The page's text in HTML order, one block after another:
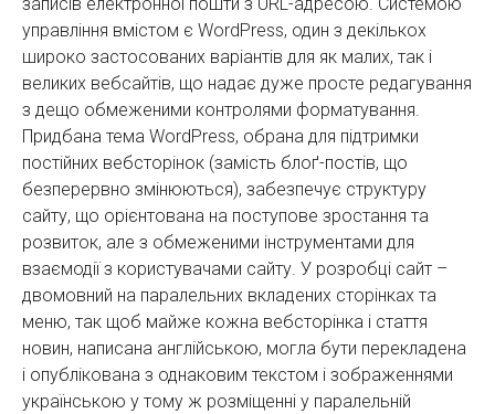
управління вмістом є WordPress, один з декількох
широко застосованих варіантів для як малих, так і
великих вебсайтів, що надає дуже просте редагування
з дещо обмеженими контролями форматування.
Придбана тема WordPress, обрана для підтримки
постійних вебсторінок (замість блоґ-постів, що
безперервно змінюються), забезпечує структуру
сайту, що орієнтована на поступове зростання та
розвиток, але з обмеженими інструментами для
взаємодії з користувачами сайту. У розробці сайт –
двомовний на паралельних вкладених сторінках та
меню, так щоб майже кожна вебсторінка і стаття
новин, написана англійською, могла бути перекладена
і опублікована з однаковим текстом і зображеннями
українською у тому ж розміщенні у паралельній